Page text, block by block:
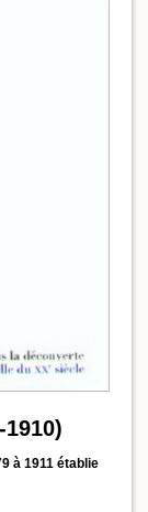
à 1911 établie